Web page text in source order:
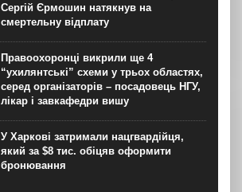
Сергій Єрмошин натякнув на
смертельну відплату
Правоохоронці викрили ще 4
“ухилянтські” схеми у трьох областях,
серед організаторів – посадовець НГУ,
лікар і завкафедри вишу
У Харкові затримали нацгвардійця,
який за $8 тис. обіцяв оформити
бронювання